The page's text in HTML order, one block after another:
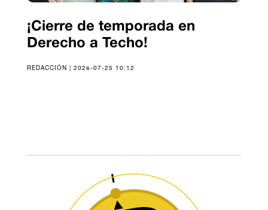
¡Cierre de temporada en
Derecho a Techo!
REDACCIÓN | 2026-07-25 10:12